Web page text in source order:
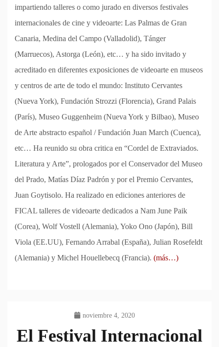
impartiendo talleres o como jurado en diversos festivales
internacionales de cine y videoarte: Las Palmas de Gran
Canaria, Medina del Campo (Valladolid), Tánger
(Marruecos), Astorga (León), etc… y ha sido invitado y
acreditado en diferentes exposiciones de videoarte en museos
y centros de arte de todo el mundo: Instituto Cervantes
(Nueva York), Fundación Strozzi (Florencia), Grand Palais
(París), Museo Guggenheim (Nueva York y Bilbao), Museo
de Arte abstracto español / Fundación Juan March (Cuenca),
etc… Ha reunido su obra critica en “Cordel de Extraviados.
Literatura y Arte”, prologados por el Conservador del Museo
del Prado, Matías Díaz Padrón y por el Premio Cervantes,
Juan Goytisolo. Ha realizado en ediciones anteriores de
FICAL talleres de videoarte dedicados a Nam June Paik
(Corea), Wolf Vostell (Alemania), Yoko Ono (Japón), Bill
Viola (EE.UU), Fernando Arrabal (España), Julian Rosefeldt
(Alemania) y Michel Houellebecq (Francia). (más…)
noviembre 4, 2020
El Festival Internacional